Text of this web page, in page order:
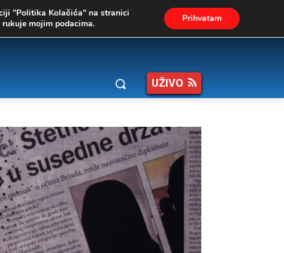
UŽIVO
"Politika Kolačića" na stranici
mojim podacima. Prihvatam